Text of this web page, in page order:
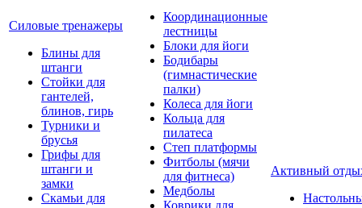
Силовые тренажеры
Блины для
штанги
Стойки для
гантелей,
блинов, гирь
Турники и
брусья
Грифы для
штанги и
замки
Скамьи для
Координационные
лестницы
Блоки для йоги
Бодибары
(гимнастические
палки)
Колеса для йоги
Кольца для
пилатеса
Степ платформы
Фитболы (мячи
для фитнеса)
Медболы
Коврики для
Активный